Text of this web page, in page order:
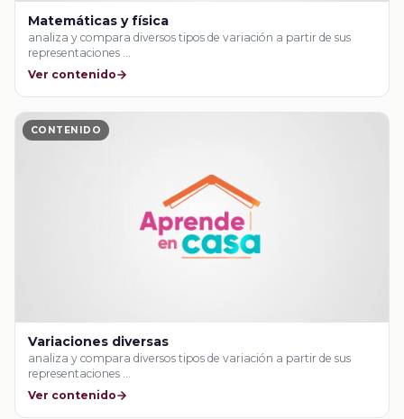
Matemáticas y física
analiza y compara diversos tipos de variación a partir de sus
representaciones …
Ver contenido
CONTENIDO
Variaciones diversas
analiza y compara diversos tipos de variación a partir de sus
representaciones …
Ver contenido